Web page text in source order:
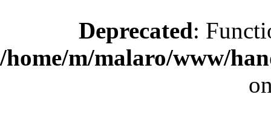
Deprecated:
/home/m/malaro/www/